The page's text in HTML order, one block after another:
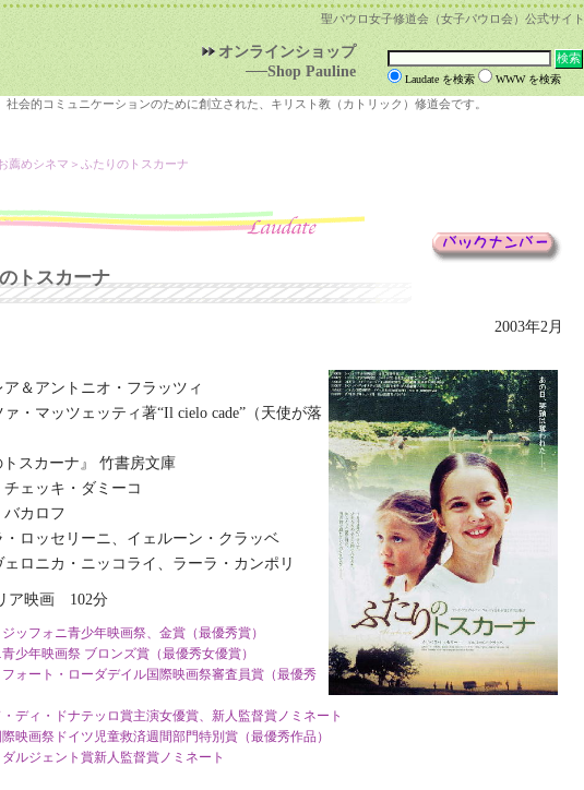
聖パウロ女子修道会（女子パウロ会）公式サイト
オンラインショップ
──Shop Pauline
Laudate を検索 WWW を検索
会的コミュニケーションのために創立された、キリスト教（カトリック）修道会です。
薦めシネマ ＞ふたりのトスカーナ
トスカーナ
2003年2月
＆アントニオ・フラッツィ
・マッツェッティ著“Il cielo cade”（天使が落
カーナ』 竹書房文庫
ェッキ・ダミーコ
カロフ
・ロッセリーニ、イェルーン・クラッベ
ニッコライ、ラーラ・カンポリ
ア映画 102分
ッフォニ青少年映画祭、金賞（最優秀賞）
少年映画祭 ブロンズ賞（最優秀女優賞）
ォート・ローダデイル国際映画祭審査員賞（最優秀
ディ・ドナテッロ賞主演女優賞、新人監督賞ノミネート
映画祭ドイツ児童救済週間部門特別賞（最優秀作品）
ルジェント賞新人監督賞ノミネート